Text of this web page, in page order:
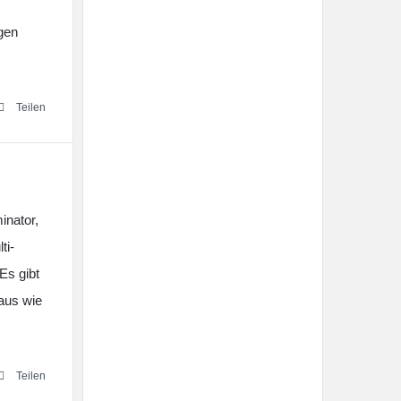
Teilen
gibt
wie
Teilen